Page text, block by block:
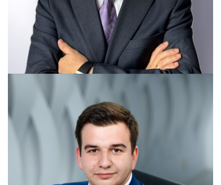
Ганущак Михаил Сергеевич
ganushchak@kniazev.ru
+7 (915) 030-74-77, +7 (495) 9871870